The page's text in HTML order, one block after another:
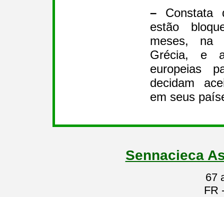
– Constata
estão
meses, na
Grécia, e
europeias
decidam
em seus
Sennacieca
67
FR